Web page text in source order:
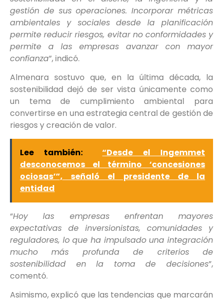
gestión de sus operaciones. Incorporar métricas
ambientales y sociales desde la planificación
permite reducir riesgos, evitar no conformidades y
permite a las empresas avanzar con mayor
confianza”, indicó.
Almenara sostuvo que, en la última década, la
sostenibilidad dejó de ser vista únicamente como
un tema de cumplimiento ambiental para
convertirse en una estrategia central de gestión de
riesgos y creación de valor.
Lee también:
“Desde el Ingemmet
desconocemos el término ‘concesiones
ociosas’”, señaló el presidente de la
entidad
“Hoy las empresas enfrentan mayores
expectativas de inversionistas, comunidades y
reguladores, lo que ha impulsado una integración
mucho más profunda de criterios de
sostenibilidad en la toma de decisiones”,
comentó.
Asimismo, explicó que las tendencias que marcarán